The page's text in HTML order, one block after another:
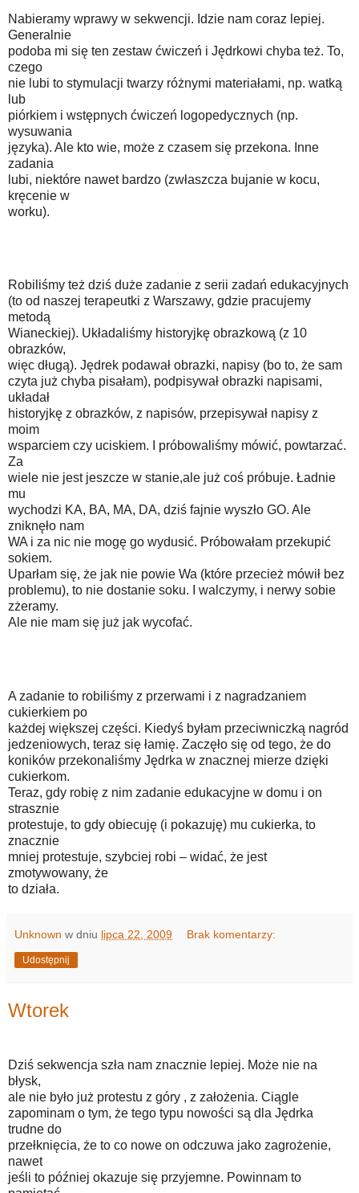
Nabieramy wprawy w sekwencji. Idzie nam coraz lepiej.
Generalnie
podoba mi się ten zestaw ćwiczeń i Jędrkowi chyba też. To,
czego
nie lubi to stymulacji twarzy różnymi materiałami, np. watką
lub
piórkiem i wstępnych ćwiczeń logopedycznych (np.
wysuwania
języka). Ale kto wie, może z czasem się przekona. Inne
zadania
lubi, niektóre nawet bardzo (zwłaszcza bujanie w kocu,
kręcenie w
worku).
Robiliśmy też dziś duże zadanie z serii zadań edukacyjnych
(to od naszej terapeutki z Warszawy, gdzie pracujemy
metodą
Wianeckiej). Układaliśmy historyjkę obrazkową (z 10
obrazków,
więc długą). Jędrek podawał obrazki, napisy (bo to, że sam
czyta już chyba pisałam), podpisywał obrazki napisami,
układał
historyjkę z obrazków, z napisów, przepisywał napisy z
moim
wsparciem czy uciskiem. I próbowaliśmy mówić, powtarzać.
Za
wiele nie jest jeszcze w stanie,ale już coś próbuje. Ładnie
mu
wychodzi KA, BA, MA, DA, dziś fajnie wyszło GO. Ale
zniknęło nam
WA i za nic nie mogę go wydusić. Próbowałam przekupić
sokiem.
Uparłam się, że jak nie powie Wa (które przecież mówił bez
problemu), to nie dostanie soku. I walczymy, i nerwy sobie
zżeramy.
Ale nie mam się już jak wycofać.
A zadanie to robiliśmy z przerwami i z nagradzaniem
cukierkiem po
każdej większej części. Kiedyś byłam przeciwniczką nagród
jedzeniowych, teraz się łamię. Zaczęło się od tego, że do
koników przekonaliśmy Jędrka w znacznej mierze dzięki
cukierkom.
Teraz, gdy robię z nim zadanie edukacyjne w domu i on
strasznie
protestuje, to gdy obiecuję (i pokazuję) mu cukierka, to
znacznie
mniej protestuje, szybciej robi – widać, że jest
zmotywowany, że
to działa.
Unknown w dniu lipca 22, 2009 Brak komentarzy:
Udostępnij
Wtorek
Dziś sekwencja szła nam znacznie lepiej. Może nie na
błysk,
ale nie było już protestu z góry , z założenia. Ciągle
zapominam o tym, że tego typu nowości są dla Jędrka
trudne do
przełknięcia, że to co nowe on odczuwa jako zagrożenie,
nawet
jeśli to później okazuje się przyjemne. Powinnam to